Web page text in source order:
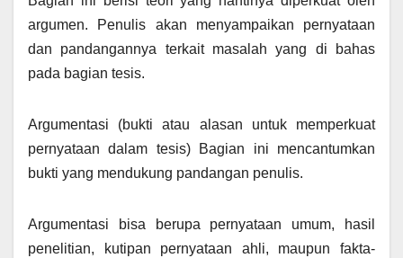
argumen. Penulis akan menyampaikan pernyataan
dan pandangannya terkait masalah yang di bahas
pada bagian tesis.
Argumentasi (bukti atau alasan untuk memperkuat
pernyataan dalam tesis) Bagian ini mencantumkan
bukti yang mendukung pandangan penulis.
Argumentasi bisa berupa pernyataan umum, hasil
penelitian, kutipan pernyataan ahli, maupun fakta-